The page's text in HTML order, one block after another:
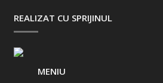
REALIZAT CU SPRIJINUL
MENIU